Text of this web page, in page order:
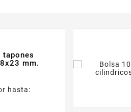
tapones
mm.
hasta: